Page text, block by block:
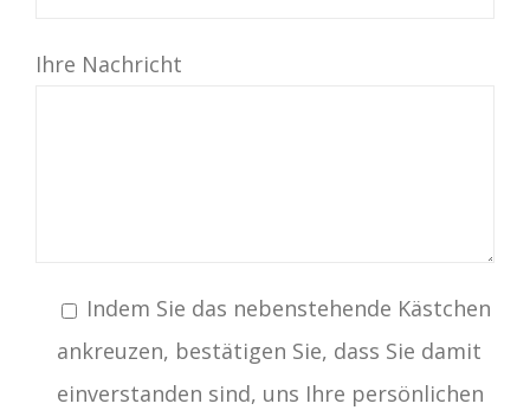
Ihre Nachricht
Indem Sie das nebenstehende Kästchen
ankreuzen, bestätigen Sie, dass Sie damit
einverstanden sind, uns Ihre persönlichen